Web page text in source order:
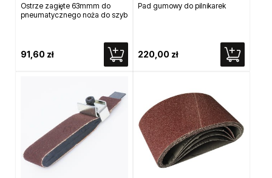
Ostrze zagięte 63mmm do
pneumatycznego noża do szyb
91,60 zł
Pad gumowy do pilnikarek
220,00 zł